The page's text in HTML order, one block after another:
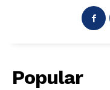
Popular